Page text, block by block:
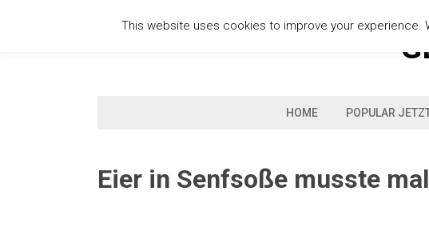
HOME POPULAR
Eier in Senfsoße musste
This website uses cookies to improve your experience.